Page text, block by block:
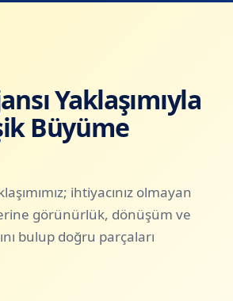
Yaklaşımıyla
Büyüme
ihtiyacınız olmayan
görünürlük, dönüşüm ve
bulup doğru parçaları